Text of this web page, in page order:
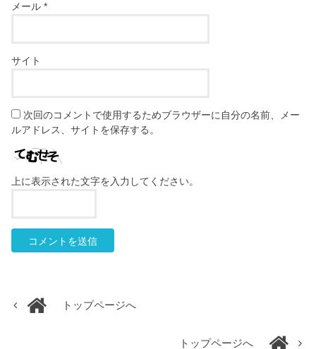
メール*
サイト
次回のコメントで使用するためブラウザーに自分の名前、メー
ルアドレス、サイトを保存する。
上に表示された文字を入力してください。
トップページへ
トップページへ